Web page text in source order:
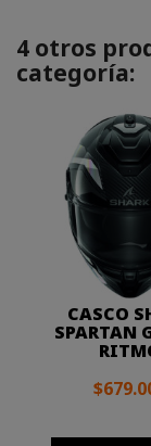
4 otros
categoría:
CASCO
SPARTAN